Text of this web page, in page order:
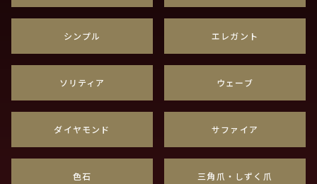
シンプル エレガント
ソリティア ウェーブ
ダイヤモンド サファイア
色石 三角爪・しずく爪